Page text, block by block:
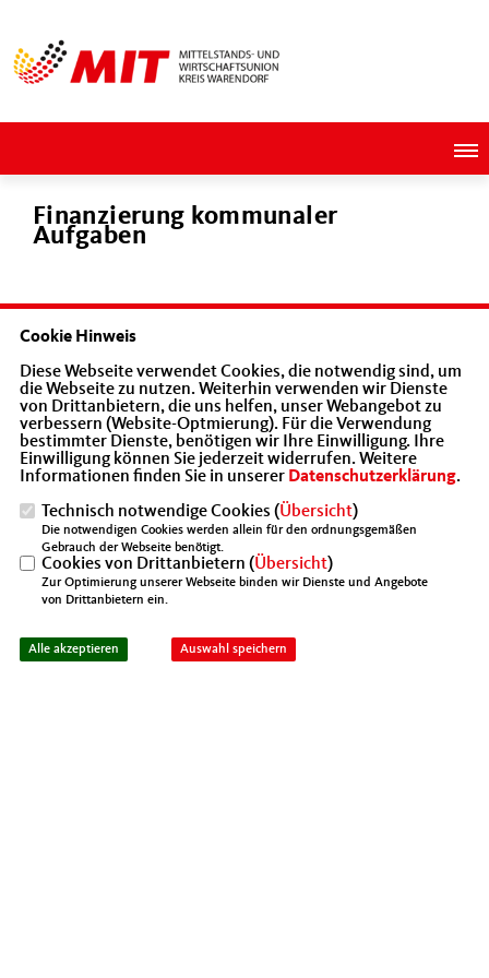
Finanzierung kommunaler
Aufgaben
ZWISCHEN WUNSCH UND WIRKLICHKEIT
U.a. zu finanziellen Ausstattungen der
Kommunen, Förderungen, Tipps zum agieren
in Zeiten der Preissteigerungen, etc.
Cookie Hinweis
Diese Webseite verwendet Cookies, die notwendig sind, um
die Webseite zu nutzen. Weiterhin verwenden wir Dienste
von Drittanbietern, die uns helfen, unser Webangebot zu
verbessern (Website-Optmierung). Für die Verwendung
bestimmter Dienste, benötigen wir Ihre Einwilligung. Ihre
Einwilligung können Sie jederzeit widerrufen. Weitere
Informationen finden Sie in unserer Datenschutzerklärung.
Technisch notwendige Cookies (Übersicht)
Die notwendigen Cookies werden allein für den ordnungsgemäßen
Gebrauch der Webseite benötigt.
Cookies von Drittanbietern (Übersicht)
Zur Optimierung unserer Webseite binden wir Dienste und Angebote
von Drittanbietern ein.
Alle akzeptieren Auswahl speichern